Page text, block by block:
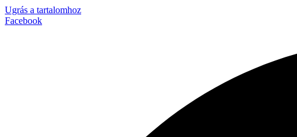
Ugrás a tartalomhoz
Facebook